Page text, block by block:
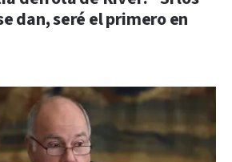
dan, seré el primero en